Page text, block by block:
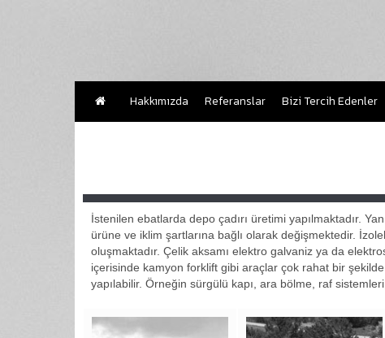
Hakkımızda Referanslar Bizi Tercih Edenler
İstenilen ebatlarda depo çadırı üretimi yapılmaktadır.
ürüne ve iklim şartlarına bağlı olarak değişmektedir.
oluşmaktadır. Çelik aksamı elektro galvaniz ya da
içerisinde kamyon forklift gibi araçlar çok rahat bir
yapılabilir. Örneğin sürgülü kapı, ara bölme, raf